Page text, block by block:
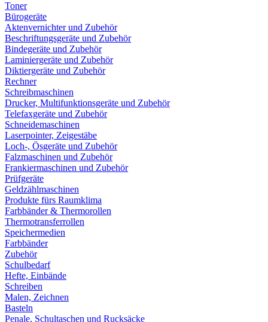
Toner
Bürogeräte
Aktenvernichter und Zubehör
Beschriftungsgeräte und Zubehör
Bindegeräte und Zubehör
Laminiergeräte und Zubehör
Diktiergeräte und Zubehör
Rechner
Schreibmaschinen
Drucker, Multifunktionsgeräte und Zubehör
Telefaxgeräte und Zubehör
Schneidemaschinen
Laserpointer, Zeigestäbe
Loch-, Ösgeräte und Zubehör
Falzmaschinen und Zubehör
Frankiermaschinen und Zubehör
Prüfgeräte
Geldzählmaschinen
Produkte fürs Raumklima
Farbbänder & Thermorollen
Thermotransferrollen
Speichermedien
Farbbänder
Zubehör
Schulbedarf
Hefte, Einbände
Schreiben
Malen, Zeichnen
Basteln
Penale, Schultaschen und Rucksäcke